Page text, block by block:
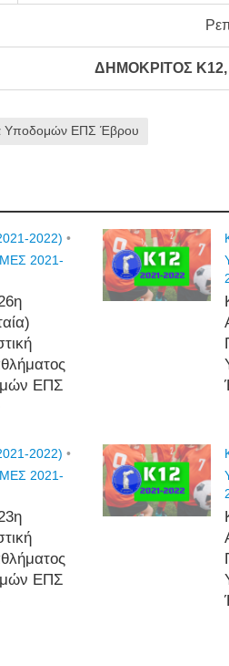
ΔΗΜΟΚΡΙΤΟΣ
Υποδομών ΕΠΣ Έβρου
2022) •
2021-
ΕΠΣ
2022) •
2021-
ΕΠΣ